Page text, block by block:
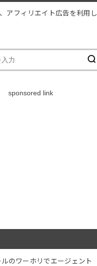
アフィリエイト広告を利用し
sponsored link
のワーホリでエージェント